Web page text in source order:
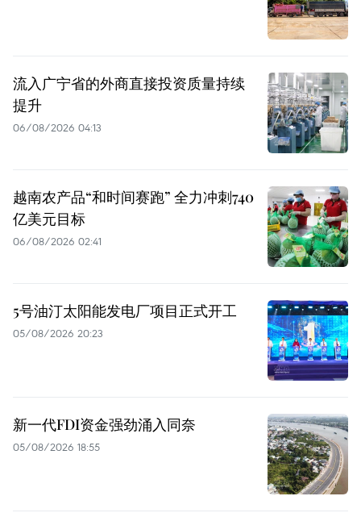
流入广宁省的外商直接投资质量持续
提升
06/08/2026 04:13
越南农产品“和时间赛跑” 全力冲刺740
亿美元目标
06/08/2026 02:41
5号油汀太阳能发电厂项目正式开工
05/08/2026 20:23
新一代FDI资金强劲涌入同奈
05/08/2026 18:55